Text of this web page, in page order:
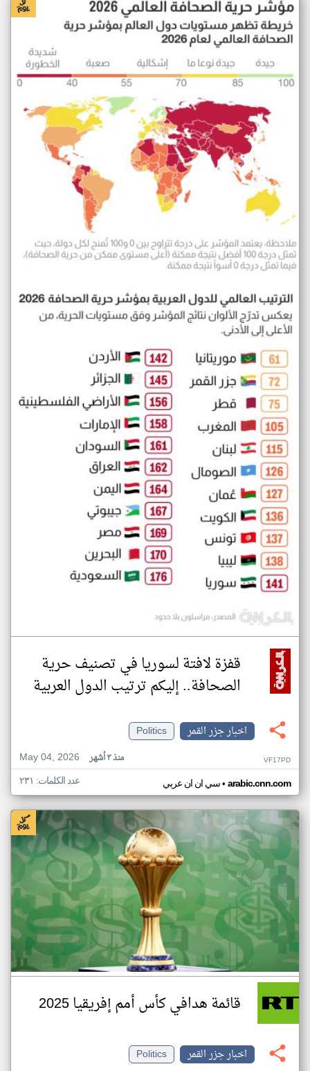
قفزة لافتة لسوريا في تصنيف حرية
الصحافة.. إليكم ترتيب الدول العربية
اخبار جزر القمر
Politics
May 04, 2026
منذ ٣ أشهر VF17PD
سي ان ان عربي• arabic.cnn.com عدد الكلمات: ٢٣١
قائمة هدافي كأس أمم إفريقيا 2025
اخبار جزر القمر
Politics